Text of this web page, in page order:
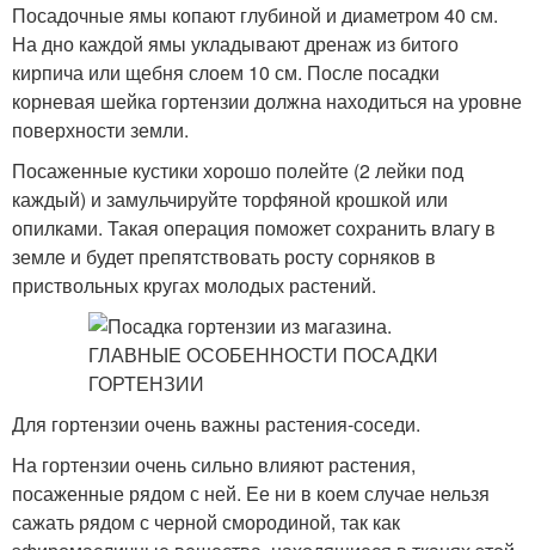
Посадочные ямы копают глубиной и диаметром 40 см.
На дно каждой ямы укладывают дренаж из битого
кирпича или щебня слоем 10 см. После посадки
корневая шейка гортензии должна находиться на уровне
поверхности земли.
Посаженные кустики хорошо полейте (2 лейки под
каждый) и замульчируйте торфяной крошкой или
опилками. Такая операция поможет сохранить влагу в
земле и будет препятствовать росту сорняков в
приствольных кругах молодых растений.
Для гортензии очень важны растения-соседи.
На гортензии очень сильно влияют растения,
посаженные рядом с ней. Ее ни в коем случае нельзя
сажать рядом с черной смородиной, так как